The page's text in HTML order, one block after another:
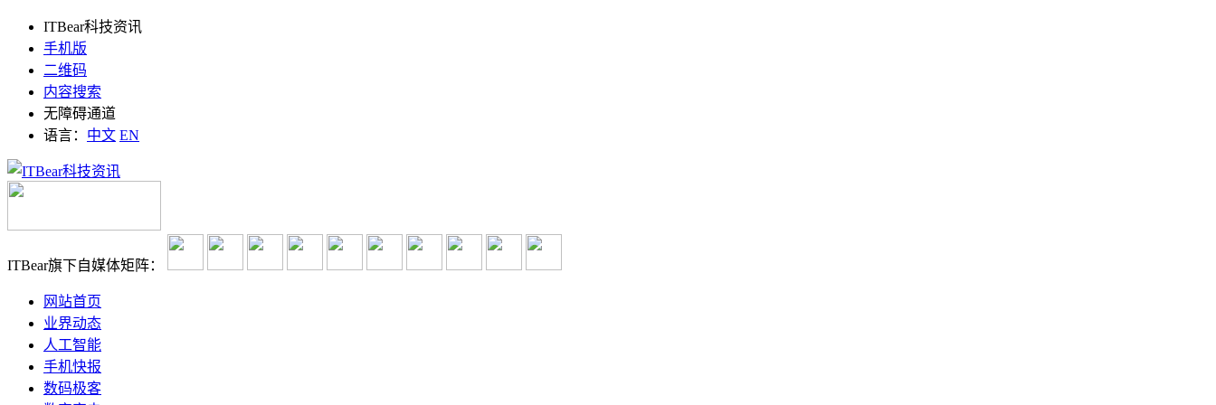
ITBear科技资讯
手机版
二维码
内容搜索
无障碍通道
语言： 中文 EN
ITBear旗下自媒体矩阵：
网站首页
业界动态
人工智能
手机快报
数码极客